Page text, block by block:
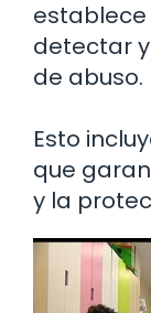
detectar
de abuso.
Esto
que
y la